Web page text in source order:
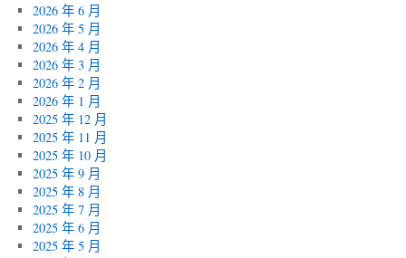
2026 年 6 月
2026 年 5 月
2026 年 4 月
2026 年 3 月
2026 年 2 月
2026 年 1 月
2025 年 12 月
2025 年 11 月
2025 年 10 月
2025 年 9 月
2025 年 8 月
2025 年 7 月
2025 年 6 月
2025 年 5 月